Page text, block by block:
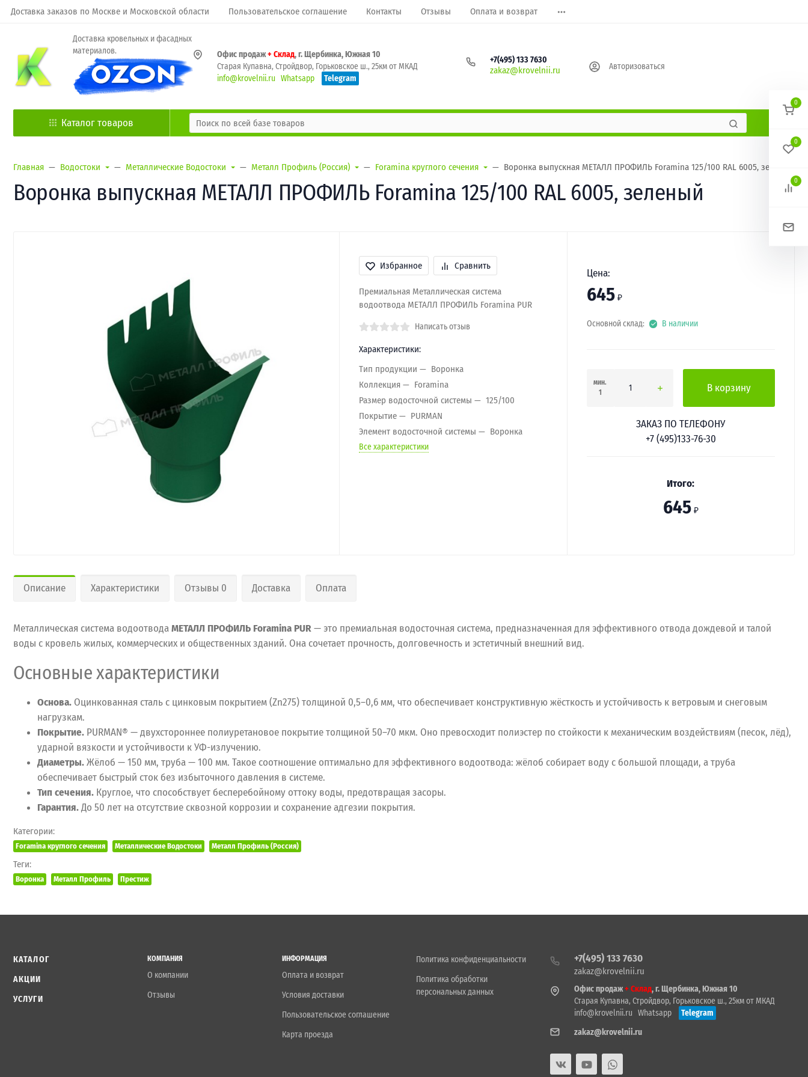
Доставка заказов по Москве и Московской области Пользовательское соглашение Контакты Отзывы Оплата и возврат
Доставка кровельных и фасадных
материалов.
Офис продаж+ Склад, г. Щербинка, Южная 10
Старая Купавна, Стройдвор, Горьковское ш., 25км от МКАД
info@krovelnii.ru Whatsapp Telegram
+7(495) 133 7630
zakaz@krovelnii.ru Авторизоваться
Каталог товаров
Главная Водостоки Металлические Водостоки Металл Профиль (Россия) Foramina круглого сечения Воронка выпускная МЕТАЛЛ ПРОФИЛЬ Foramina 125/100 RAL 6005, зеленый
Воронка выпускная МЕТАЛЛ ПРОФИЛЬ Foramina 125/100 RAL 6005, зеленый
Избранное Сравнить
Премиальная Металлическая система
водоотвода МЕТАЛЛ ПРОФИЛЬ Foramina PUR
Написать отзыв
Характеристики:
Тип продукции
Воронка
Коллекция
Foramina
Размер водосточной системы
125/100
Покрытие
PURMAN
Элемент водосточной системы
Воронка
Все характеристики
Цена:
645 ₽
Основной склад: В наличии
мин.
1
В корзину
ЗАКАЗ ПО ТЕЛЕФОНУ
+7 (495)133-76-30
Итого:
645 ₽
Описание Характеристики Отзывы 0 Доставка Оплата
Металлическая система водоотводаМЕТАЛЛ ПРОФИЛЬ Foramina PUR— это премиальная водосточная система, предназначенная для эффективного отвода дождевой и талой
воды с кровель жилых, коммерческих и общественных зданий. Она сочетает прочность, долговечность и эстетичный внешний вид.
Основные характеристики
Основа. Оцинкованная сталь с цинковым покрытием (Zn275) толщиной 0,5–0,6 мм, что обеспечивает конструктивную жёсткость и устойчивость к ветровым и снеговым
нагрузкам.
Покрытие. PURMAN® — двухстороннее полиуретановое покрытие толщиной 50–70 мкм. Оно превосходит полиэстер по стойкости к механическим воздействиям (песок, лёд),
ударной вязкости и устойчивости к УФ-излучению.
Диаметры.Жёлоб — 150 мм, труба — 100 мм. Такое соотношение оптимально для эффективного водоотвода: жёлоб собирает воду с большой площади, а труба
обеспечивает быстрый сток без избыточного давления в системе.
Тип сечения. Круглое, что способствует бесперебойному оттоку воды, предотвращая засоры.
Гарантия.До 50 лет на отсутствие сквозной коррозии и сохранение адгезии покрытия.
Категории:
Foramina круглого сечения Металлические Водостоки Металл Профиль (Россия)
Теги:
Воронка Металл Профиль Престиж
КАТАЛОГ
АКЦИИ
УСЛУГИ
КОМПАНИЯ
О компании
Отзывы
ИНФОРМАЦИЯ
Оплата и возврат
Условия доставки
Пользовательское соглашение
Карта проезда
Политика конфиденциальности
Политика обработки
персональных данных
+7(495) 133 7630
zakaz@krovelnii.ru
Офис продаж+ Склад, г. Щербинка, Южная 10
Старая Купавна, Стройдвор, Горьковское ш., 25км от МКАД
info@krovelnii.ru
Whatsapp
Telegram
zakaz@krovelnii.ru
0
0
0